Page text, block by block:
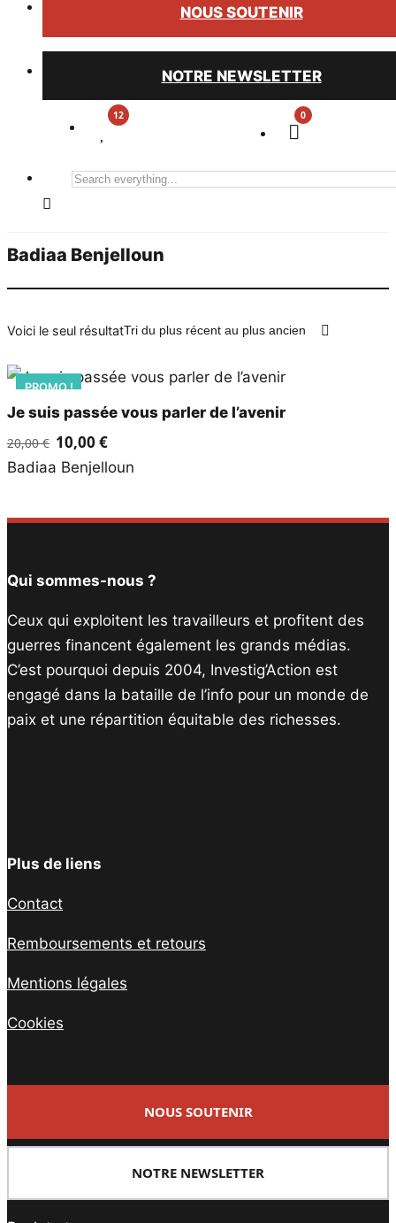
NOUS SOUTENIR
NOTRE NEWSLETTER
0
Search
Badiaa Benjelloun
Voici le seul résultat
PROMO !
Je suis passée vous parler de l’avenir
20,00€
Le
prix
était :
10,00 €
Le
prix
est :
Badiaa Benjelloun
Qui sommes-nous ?
Ceux qui exploitent les travailleurs et profitent des
guerres financent également les grands médias.
C’est pourquoi depuis 2004, Investig’Action est
engagé dans la bataille de l’info pour un monde de
paix et une répartition équitable des richesses.
Plus de liens
Contact
Remboursements et retours
Mentions légales
Cookies
NOUS SOUTENIR
NOTRE NEWSLETTER